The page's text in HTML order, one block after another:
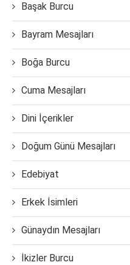
Başak Burcu
Bayram Mesajları
Boğa Burcu
Cuma Mesajları
Dini İçerikler
Doğum Günü Mesajları
Edebiyat
Erkek İsimleri
Günaydın Mesajları
İkizler Burcu